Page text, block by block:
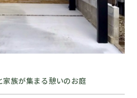
族が集まる憩いのお庭